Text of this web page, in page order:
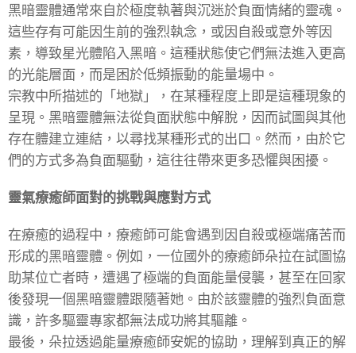
黑暗靈體通常來自於極度執著與沉迷於負面情緒的靈魂。
這些存有可能因生前的強烈執念，或因自殺或意外等因
素，導致星光體陷入黑暗。這種狀態使它們無法進入更高
的光能層面，而是困於低頻振動的能量場中。
宗教中所描述的「地獄」，在某種程度上即是這種現象的
呈現。黑暗靈體無法從負面狀態中解脫，因而試圖與其他
存在體建立連結，以尋找某種形式的出口。然而，由於它
們的方式多為負面驅動，這往往帶來更多恐懼與困擾。
靈氣療癒師面對的挑戰與應對方式
在療癒的過程中，療癒師可能會遇到因自殺或極端痛苦而
形成的黑暗靈體。例如，一位國外的療癒師朵拉在試圖協
助某位亡者時，遭遇了極端的負面能量侵襲，甚至在回家
後發現一個黑暗靈體跟隨著她。由於該靈體的強烈負面意
識，許多驅靈專家都無法成功將其驅離。
最後，朵拉透過能量療癒師安妮的協助，理解到真正的解